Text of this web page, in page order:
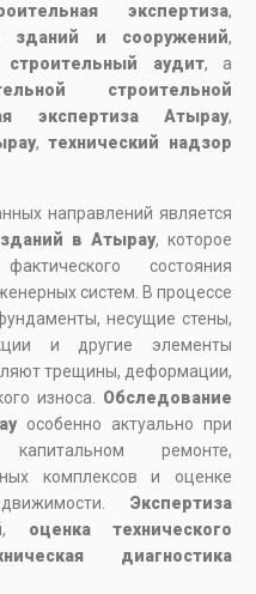
экспертиза,
зданий и сооружений,
строительный аудит, а
строительной
экспертиза Атырау,
,технический надзор
направлений является
в Атырау, которое
состояния
систем. В процессе
несущие стены,
и другие элементы
трещины, деформации,
износа. Обследование
особенно актуально при
ремонте,
комплексов и оценке
Экспертиза
, оценка технического
диагностика